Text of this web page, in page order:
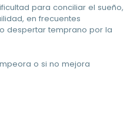
para conciliar el sueño,
en frecuentes
despertar temprano por la
o si no mejora